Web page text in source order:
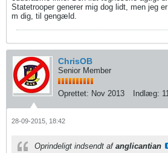
Statetrooper generer mig dog lidt, men jeg
m dig, til gengæld.
ChrisOB
Senior Member
Oprettet: Nov 2013 Indlæg:
28-09-2015, 18:42
Oprindeligt indsendt af anglicantian